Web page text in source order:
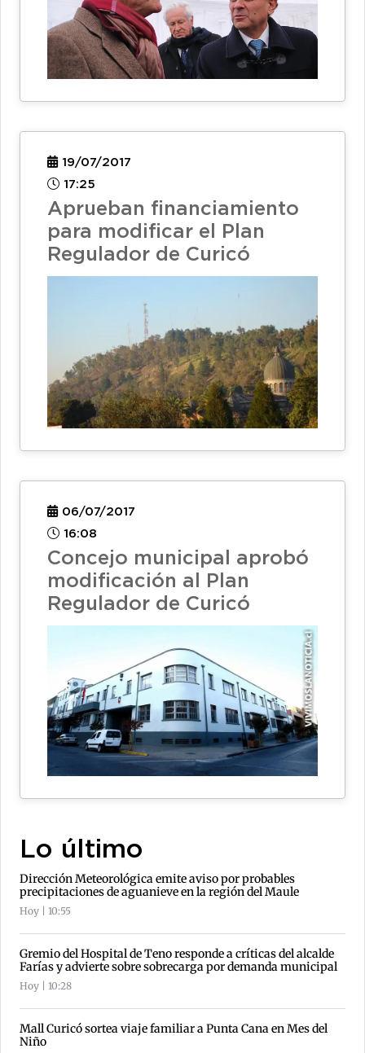
19/07/2017
17:25
Aprueban financiamiento
para modificar el Plan
Regulador de Curicó
06/07/2017
16:08
Concejo municipal aprobó
modificación al Plan
Regulador de Curicó
Lo último
Dirección Meteorológica emite aviso por probables
precipitaciones de aguanieve en la región del Maule
Hoy | 10:55
Gremio del Hospital de Teno responde a críticas del alcalde
Farías y advierte sobre sobrecarga por demanda municipal
Hoy | 10:28
Mall Curicó sortea viaje familiar a Punta Cana en Mes del
Niño